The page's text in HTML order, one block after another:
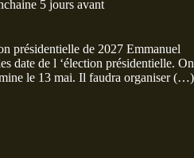
5 jours avant
présidentielle de 2027 Emmanuel
date de l ‘élection présidentielle. On
le 13 mai. Il faudra organiser (…)